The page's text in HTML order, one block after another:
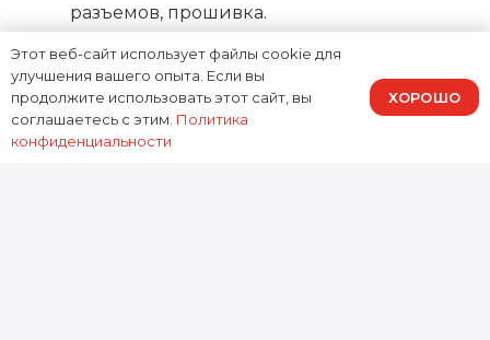
разъемов, прошивка.
Тестирование: яркость, равномерность
подсветки, стабильность включения,
HDMI/USB, звук.
Этот веб-сайт использует файлы cookie для
улучшения вашего опыта. Если вы
продолжите использовать этот сайт, вы
соглашаетесь с этим. Политика
конфиденциальности
ХОРОШО